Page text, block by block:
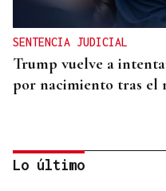
SENTENCIA JUDICIAL
Trump vuelve a
por nacimiento tras el
Lo último